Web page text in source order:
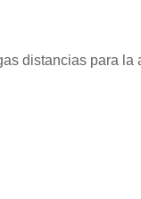
distancias para la